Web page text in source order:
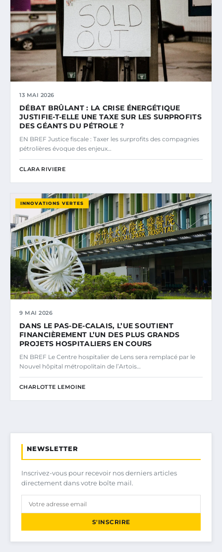
13 MAI 2026
DÉBAT BRÛLANT : LA CRISE ÉNERGÉTIQUE
JUSTIFIE-T-ELLE UNE TAXE SUR LES SURPROFITS
DES GÉANTS DU PÉTROLE ?
EN BREF Justice fiscale : Taxer les surprofits des compagnies
pétrolières évoque des enjeux…
CLARA RIVIERE
INNOVATIONS VERTES
9 MAI 2026
DANS LE PAS-DE-CALAIS, L’UE SOUTIENT
FINANCIÈREMENT L’UN DES PLUS GRANDS
PROJETS HOSPITALIERS EN COURS
EN BREF Le Centre hospitalier de Lens sera remplacé par le
Nouvel hôpital métropolitain de l’Artois…
CHARLOTTE LEMOINE
NEWSLETTER
Inscrivez-vous pour recevoir nos derniers articles
directement dans votre boîte mail.
S'INSCRIRE